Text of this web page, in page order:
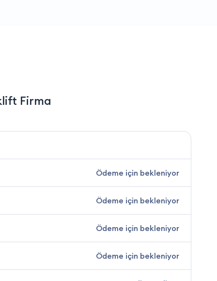
Firma
Ödeme için bekleniyor
Ödeme için bekleniyor
Ödeme için bekleniyor
Ödeme için bekleniyor